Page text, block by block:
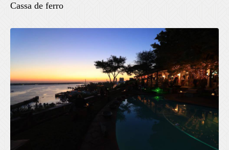
Cassa de ferro